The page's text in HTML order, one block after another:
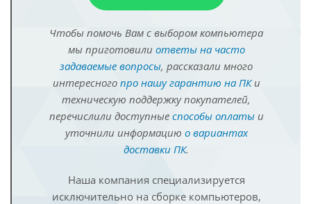
Чтобы помочь Вам с выбором компьютера
мы приготовили ответы на часто
задаваемые вопросы, рассказали много
интересного про нашу гарантию на ПКи
техническую поддержку покупателей,
перечислили доступные способы оплатыи
уточнили информацию о вариантах
доставки ПК.
Наша компания специализируется
исключительно на сборке компьютеров,